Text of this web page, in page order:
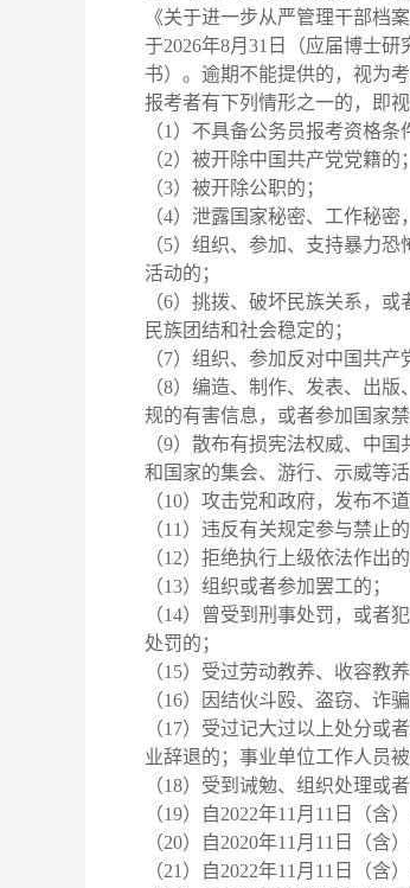
《关于进一步从严管理干部档
于2026年8月31日（应届博士
书）。逾期不能提供的，视为考
报考者有下列情形之一的，即视
（1）不具备公务员报考资格条
（2）被开除中国共产党党籍的；
（3）被开除公职的；
（4）泄露国家秘密、工作秘
（5）组织、参加、支持暴力
活动的；
（6）挑拨、破坏民族关系，
民族团结和社会稳定的；
（7）组织、参加反对中国共
（8）编造、制作、发表、出
规的有害信息，或者参加国家
（9）散布有损宪法权威、中
和国家的集会、游行、示威等活
（10）攻击党和政府，发布不
（11）违反有关规定参与禁止
（12）拒绝执行上级依法作出
（13）组织或者参加罢工的；
（14）曾受到刑事处罚，或者
处罚的；
（15）受过劳动教养、收容教
（16）因结伙斗殴、盗窃、诈
（17）受过记大过以上处分或
业辞退的；事业单位工作人员
（18）受到诫勉、组织处理或
（19）自2022年11月11日（含
（20）自2020年11月11日（含
（21）自2022年11月11日（